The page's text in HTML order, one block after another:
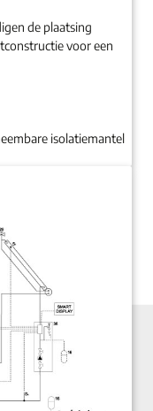
de plaatsing
voor een
isolatiemantel